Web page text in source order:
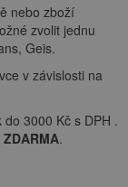
nebo zboží
zvolit jednu
Geis.
v závislosti na
3000 Kč s DPH .
.